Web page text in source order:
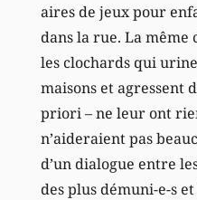
aires de jeux pour
dans la rue. La même
les clochards qui
maisons et agressent
priori – ne leur ont
n’aideraient pas
d’un dialogue entre
des plus démuni-e-s